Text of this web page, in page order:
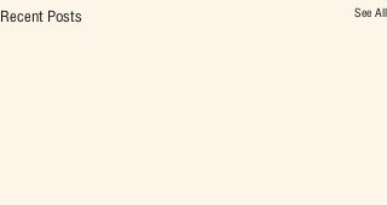
Recent Posts See All